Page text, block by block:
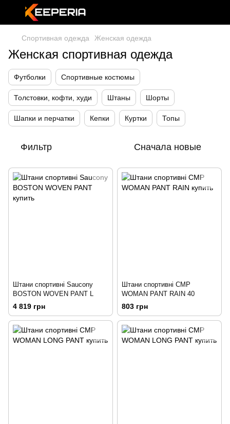
Спортивная одежда Женская одежда
Женская спортивная одежда
Футболки Спортивные костюмы
Толстовки, кофти, худи Штаны Шорты
Шапки и перчатки Кепки Куртки Топы
Фильтр Сначала новые
Штани спортивні Saucony
BOSTON WOVEN PANT L
4 819 грн
Штани спортивні CMP
WOMAN PANT RAIN 40
803 грн